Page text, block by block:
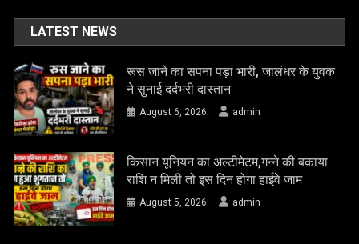
LATEST NEWS
रूस जाने का सपना पड़ा भारी, जालंधर के युवक
ने सुनाई दर्दभरी दास्तान
August 6, 2026 admin
किसान यूनियन का अल्टीमेटम,गन्ने की बकाया
राशि न मिली तो इस दिन होगा हाईवे जाम
August 5, 2026 admin